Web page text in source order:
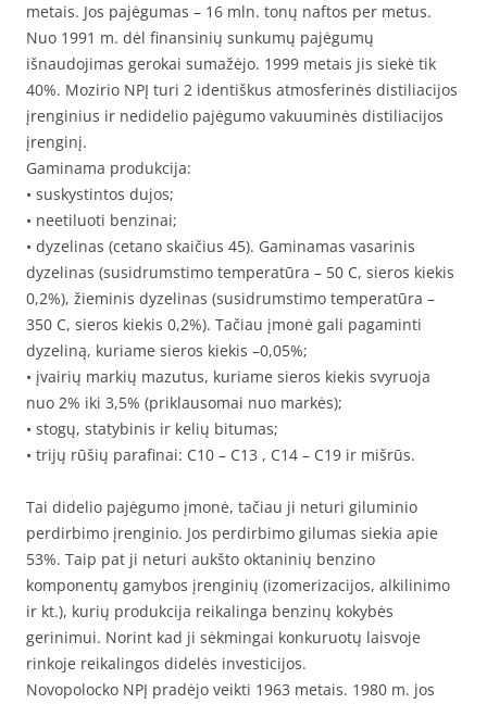
metais. Jos pajėgumas – 16 mln. tonų naftos per metus.
Nuo 1991 m. dėl finansinių sunkumų pajėgumų
išnaudojimas gerokai sumažėjo. 1999 metais jis siekė tik
40%. Mozirio NPĮ turi 2 identiškus atmosferinės distiliacijos
įrenginius ir nedidelio pajėgumo vakuuminės distiliacijos
įrenginį.
Gaminama produkcija:
• suskystintos dujos;
• neetiluoti benzinai;
• dyzelinas (cetano skaičius 45). Gaminamas vasarinis
dyzelinas (susidrumstimo temperatūra – 50 C, sieros kiekis
0,2%), žieminis dyzelinas (susidrumstimo temperatūra –
350 C, sieros kiekis 0,2%). Tačiau įmonė gali pagaminti
dyzeliną, kuriame sieros kiekis –0,05%;
• įvairių markių mazutus, kuriame sieros kiekis svyruoja
nuo 2% iki 3,5% (priklausomai nuo markės);
• stogų, statybinis ir kelių bitumas;
• trijų rūšių parafinai: C10 – C13 , C14 – C19 ir mišrūs.
Tai didelio pajėgumo įmonė, tačiau ji neturi giluminio
perdirbimo įrenginio. Jos perdirbimo gilumas siekia apie
53%. Taip pat ji neturi aukšto oktaninių benzino
komponentų gamybos įrenginių (izomerizacijos, alkilinimo
ir kt.), kurių produkcija reikalinga benzinų kokybės
gerinimui. Norint kad ji sėkmingai konkuruotų laisvoje
rinkoje reikalingos didelės investicijos.
Novopolocko NPĮ pradėjo veikti 1963 metais. 1980 m. jos